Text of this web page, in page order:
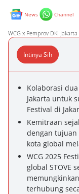
News Channel
WCG x Pemprov DKI
Intinya Sih
Kolaborasi
Jakarta untuk
Festival di
Kemitraan
dengan tujuan
kota global
WCG 2025
global STOVE
terhubung